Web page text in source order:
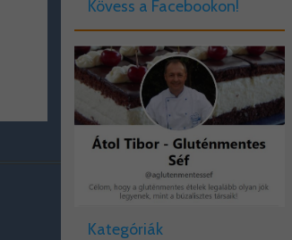
Kövess a Facebookon!
Kategóriák